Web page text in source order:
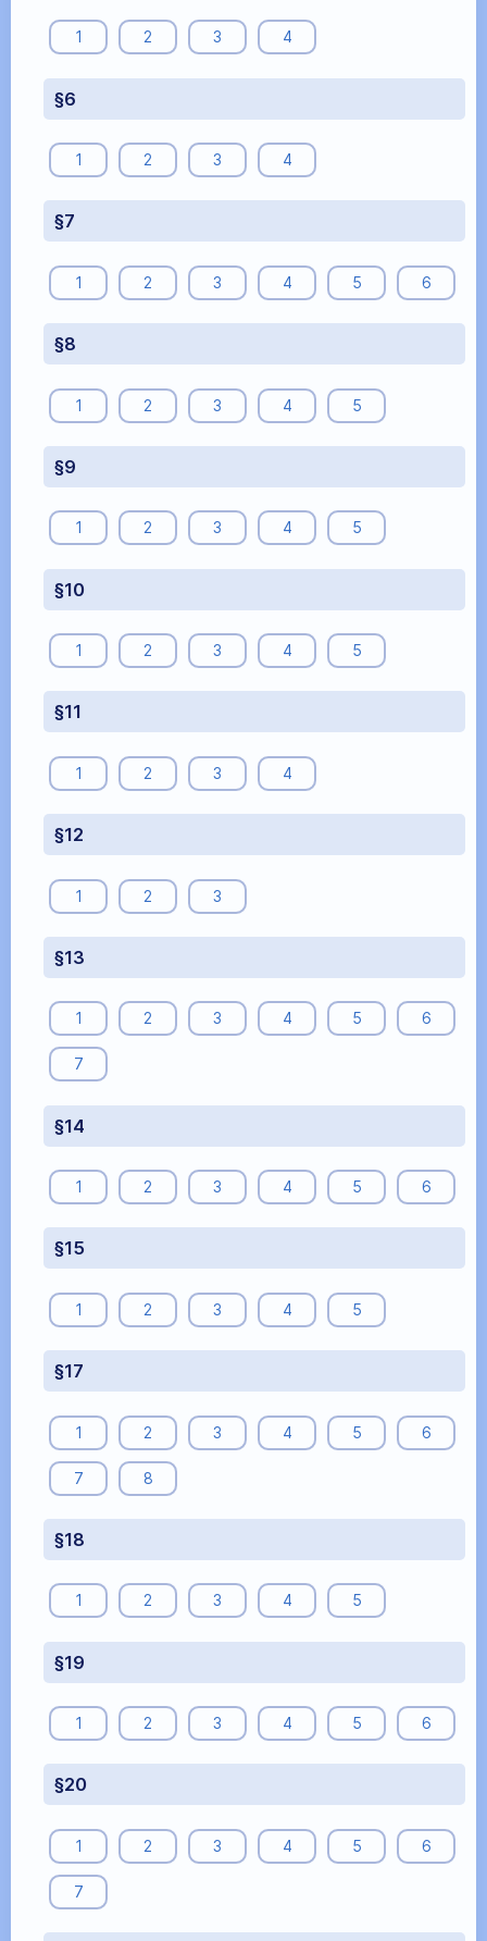
1 2 3 4
§6
1 2 3 4
§7
1 2 3 4 5 6
§8
1 2 3 4 5
§9
1 2 3 4 5
§10
1 2 3 4 5
§11
1 2 3 4
§12
1 2 3
§13
1 2 3 4 5 6
7
§14
1 2 3 4 5 6
§15
1 2 3 4 5
§17
1 2 3 4 5 6
7 8
§18
1 2 3 4 5
§19
1 2 3 4 5 6
§20
1 2 3 4 5 6
7